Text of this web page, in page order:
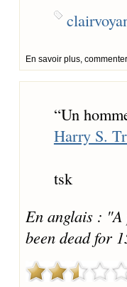
En savoir plus, commenter
“Un
Harry S.
tsk
En anglais : "A
been dead for